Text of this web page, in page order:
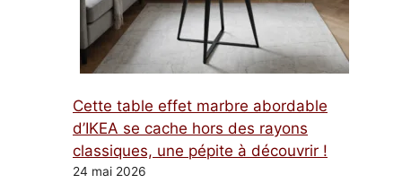
Cette table effet marbre abordable
d’IKEA se cache hors des rayons
classiques, une pépite à découvrir !
24 mai 2026